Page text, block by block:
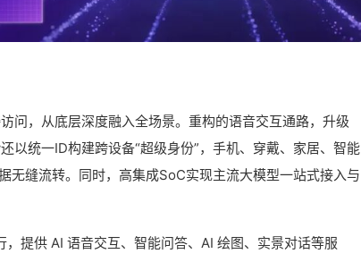
问，从底层深度融入全场景。重构的语音交互通路，升级
以统一ID构建跨设备“超级身份”，手机、穿戴、家居、智能
无缝流转。同时，高集成SoC实现主流大模型一站式接入与
提供 AI 语音交互、智能问答、AI 绘图、实景对话等服